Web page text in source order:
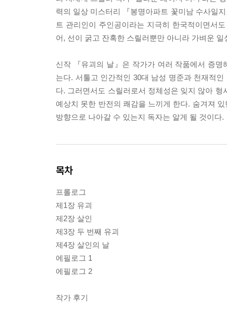
력의 일상 미스터리 『봉명아파트 꽃미남 수사일
트 관리인이 주인공이라는 지극히 한국적이면서
어, 선이 굵고 잔혹한 스릴러뿐만 아니라 가벼운
신작 『유괴의 날』은 작가가 여러 작품에서 증
는다. 서툴고 인간적인 30대 남성 명준과 천재적
다. 그러면서도 스릴러로서 정체성은 잊지 않아
예상치 못한 반전의 쾌감을 느끼게 한다. 숨겨져
방향으로 나아갈 수 있는지 독자는 알게 될 것이다.
목차
프롤로그
제1장 유괴
제2장 살인
제3장 두 번째 유괴
제4장 살인의 날
에필로그 1
에필로그 2
작가 후기